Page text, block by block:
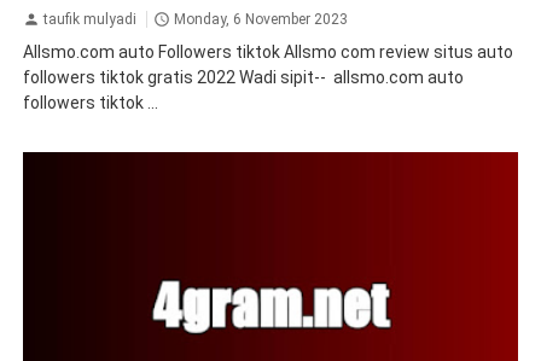
taufik mulyadi Monday, 6 November 2023
Allsmo.com auto Followers tiktok Allsmo com review situs auto
followers tiktok gratis 2022 Wadi sipit-- allsmo.com auto
followers tiktok ...